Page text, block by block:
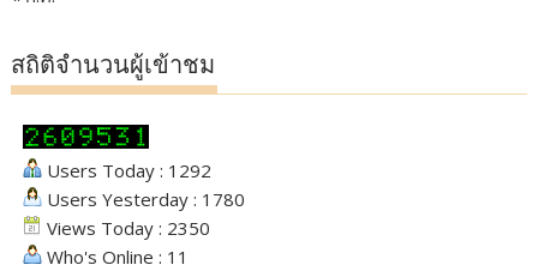
สถิติจำนวนผู้เข้าชม
Users Today : 1292
Users Yesterday : 1780
Views Today : 2350
Who's Online : 11